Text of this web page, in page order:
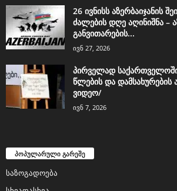
26 ივნისს აზერბაიჯანის
ძალების დღე აღინიშნა –
განვითარების...
ივნ 27, 2026
პირველად
წლების და დამსახურების
ვიდეო/
ივნ 7, 2026
პოპულარული გარეშე
საზოგადოება